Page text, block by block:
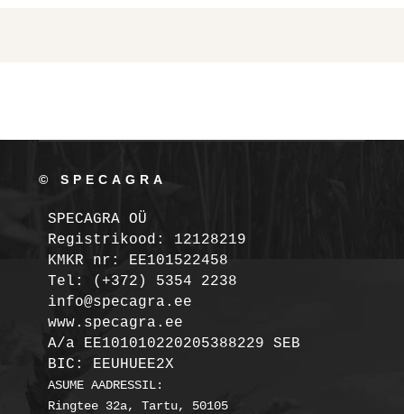
© SPECAGRA
SPECAGRA OÜ
Registrikood: 12128219
KMKR nr: EE101522458
Tel: (+372) 5354 2238
info@specagra.ee
A/a EE101010220205388229 SEB
BIC: EEUHUEE2X
ASUME AADRESSIL:
Ringtee 32a, Tartu, 50105